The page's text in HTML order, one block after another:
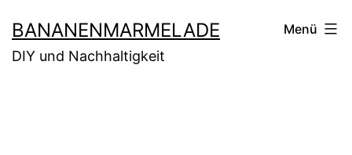
Inhalt
springen
BANANENMARMELADE
DIY und Nachhaltigkeit
Menü